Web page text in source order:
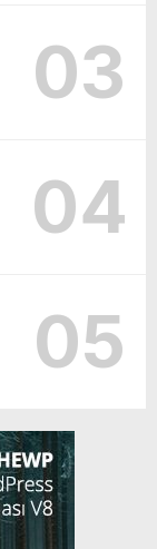
03
04
05